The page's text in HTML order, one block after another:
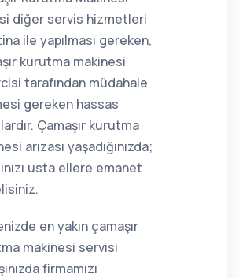
diğer servis hizmetleri
ile yapılması gereken,
kurutma makinesi
tarafından müdahale
gereken hassas
Çamaşır kurutma
arızası yaşadığınızda;
usta ellere emanet
en yakın çamaşır
makinesi servisi
firmamızı